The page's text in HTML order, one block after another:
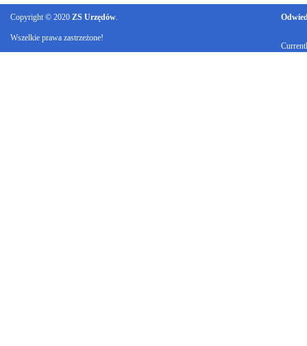
Copyright © 2020 ZS Urzędów.
Wszelkie prawa zastrzeżone!